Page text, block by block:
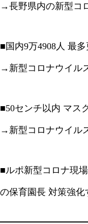
→長野県内の新型コ
■国内9万4908人 最
→新型コロナウイル
■50センチ以内 マス
→新型コロナウイル
■ルポ新型コロナ現
の保育園長 対策強